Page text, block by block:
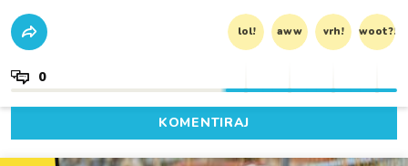
lol! aww vrh! woot?!
0
KOMENTIRAJ